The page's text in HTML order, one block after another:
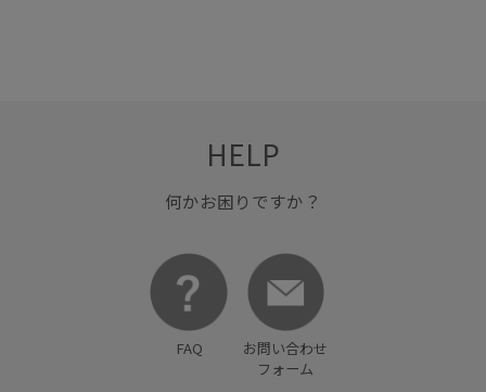
HELP
何かお困りですか？
FAQ
お問い合わせ
フォーム